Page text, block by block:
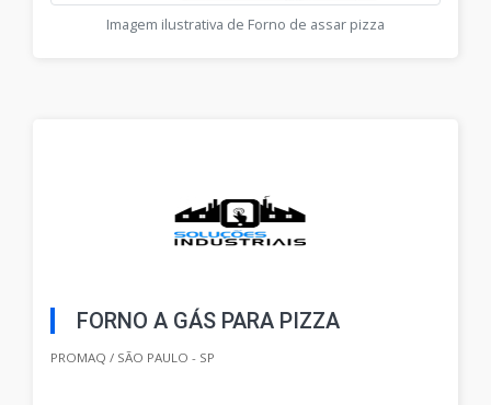
Imagem ilustrativa de Forno de assar pizza
FORNO A GÁS PARA PIZZA
PROMAQ / SÃO PAULO - SP